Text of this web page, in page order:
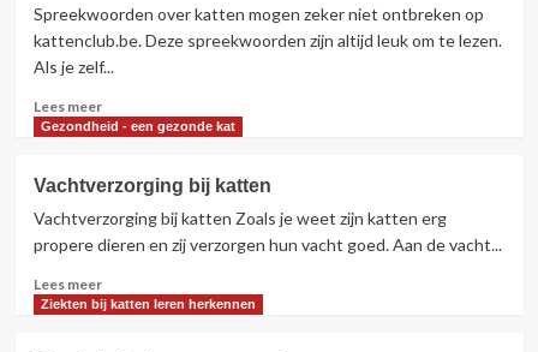
gevaarlijk
voor
katten
Spreekwoorden over katten mogen zeker niet ontbreken op
kattenclub.be. Deze spreekwoorden zijn altijd leuk om te lezen.
Als je zelf...
Lees meerLees
meer
spreekwoorden
Gezondheid - een gezonde kat
Vachtverzorging bij katten
Vachtverzorging bij katten Zoals je weet zijn katten erg
propere dieren en zij verzorgen hun vacht goed. Aan de vacht...
Lees meerLees
meer
Ziekten bij katten leren herkennen